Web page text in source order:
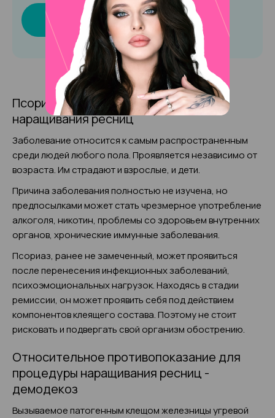
Записаться онлайн
Псориаз как противопоказание для
наращивания ресниц
Заболевание относится к самым распространенным
среди людей любого пола. Проявляется независимо от
возраста. Им страдают и взрослые, и дети.
Причина заболевания полностью не изучена, но
предпосылками может стать чрезмерное употребление
алкоголя, никотин, проблемы со здоровьем внутренних
органов, хронические иммунные заболевания.
Псориаз, ранее не замеченный, может проявиться
после перенесения инфекционных заболеваний,
психоэмоциональных нагрузок. Находясь в стадии
ремиссии, он может проявить себя под действием
компонентов клеящего состава. Поэтому не стоит
рисковать и подвергать свой организм обострению.
Относительное противопоказание для
процедуры наращивания ресниц -
демодекоз
Вызываемое патогенным клещом железницы угревой